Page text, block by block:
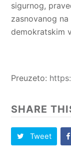
sigurnog,
zasnovanog
demokratskim
Preuzeto:
SHARE
Tweet